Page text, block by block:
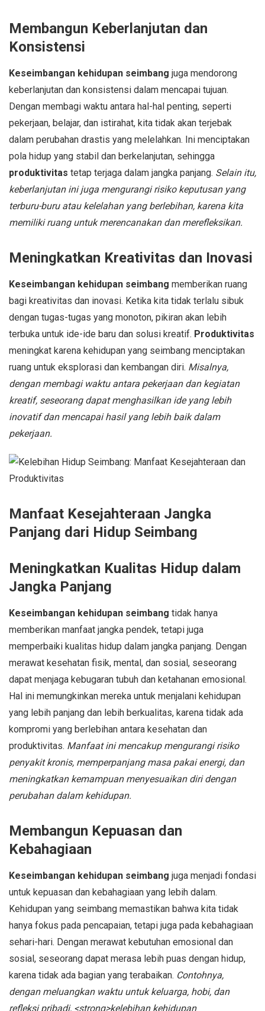
Membangun Keberlanjutan dan
Konsistensi
Keseimbangan kehidupan seimbang juga mendorong
keberlanjutan dan konsistensi dalam mencapai tujuan.
Dengan membagi waktu antara hal-hal penting, seperti
pekerjaan, belajar, dan istirahat, kita tidak akan terjebak
dalam perubahan drastis yang melelahkan. Ini menciptakan
pola hidup yang stabil dan berkelanjutan, sehingga
produktivitas tetap terjaga dalam jangka panjang. Selain itu,
keberlanjutan ini juga mengurangi risiko keputusan yang
terburu-buru atau kelelahan yang berlebihan, karena kita
memiliki ruang untuk merencanakan dan merefleksikan.
Meningkatkan Kreativitas dan Inovasi
Keseimbangan kehidupan seimbang memberikan ruang
bagi kreativitas dan inovasi. Ketika kita tidak terlalu sibuk
dengan tugas-tugas yang monoton, pikiran akan lebih
terbuka untuk ide-ide baru dan solusi kreatif. Produktivitas
meningkat karena kehidupan yang seimbang menciptakan
ruang untuk eksplorasi dan kembangan diri. Misalnya,
dengan membagi waktu antara pekerjaan dan kegiatan
kreatif, seseorang dapat menghasilkan ide yang lebih
inovatif dan mencapai hasil yang lebih baik dalam
pekerjaan.
Manfaat Kesejahteraan Jangka
Panjang dari Hidup Seimbang
Meningkatkan Kualitas Hidup dalam
Jangka Panjang
Keseimbangan kehidupan seimbang tidak hanya
memberikan manfaat jangka pendek, tetapi juga
memperbaiki kualitas hidup dalam jangka panjang. Dengan
merawat kesehatan fisik, mental, dan sosial, seseorang
dapat menjaga kebugaran tubuh dan ketahanan emosional.
Hal ini memungkinkan mereka untuk menjalani kehidupan
yang lebih panjang dan lebih berkualitas, karena tidak ada
kompromi yang berlebihan antara kesehatan dan
produktivitas. Manfaat ini mencakup mengurangi risiko
penyakit kronis, memperpanjang masa pakai energi, dan
meningkatkan kemampuan menyesuaikan diri dengan
perubahan dalam kehidupan.
Membangun Kepuasan dan
Kebahagiaan
Keseimbangan kehidupan seimbang juga menjadi fondasi
untuk kepuasan dan kebahagiaan yang lebih dalam.
Kehidupan yang seimbang memastikan bahwa kita tidak
hanya fokus pada pencapaian, tetapi juga pada kebahagiaan
sehari-hari. Dengan merawat kebutuhan emosional dan
sosial, seseorang dapat merasa lebih puas dengan hidup,
karena tidak ada bagian yang terabaikan. Contohnya,
dengan meluangkan waktu untuk keluarga, hobi, dan
refleksi pribadi, <strong>kelebihan kehidupan